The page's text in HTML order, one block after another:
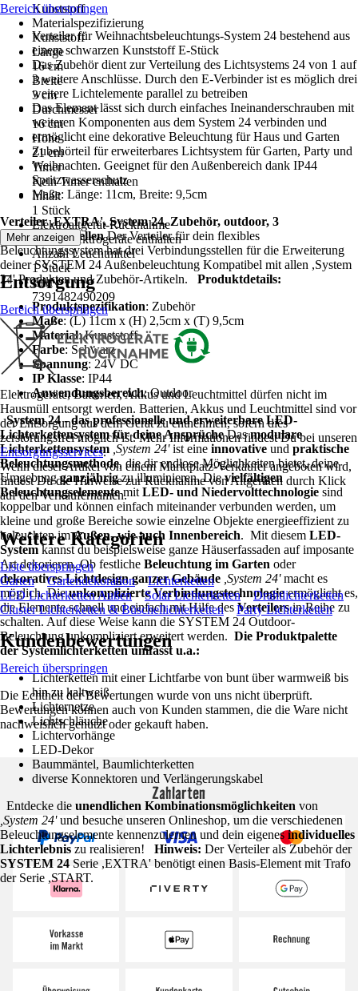
Kunststoff
Materialspezifizierung
Kunststoff
Länge
16 cm
Breite
3 cm
Durchmesser
16 cm
Höhe
21 cm
Timer
Kein Timer enthalten
Inhalt
1 Stück
Elektroaltgerät-Rücknahme
Keine Elektrogeräte enthalten
Anzahl Leuchtmittel
1 Stück
EAN
7391482490209
Bereich überspringen
Verteiler für Weihnachtsbeleuchtungs-System 24 bestehend aus
einem schwarzen Kunststoff E-Stück
Das Zubehör dient zur Verteilung des Lichtsystems 24 von 1 auf
3 weitere Anschlüsse. Durch den E-Verbinder ist es möglich drei
weitere Lichtelemente parallel zu betreiben
Das Element lässt sich durch einfaches Ineinanderschrauben mit
weiteren Komponenten aus dem System 24 verbinden und
ermöglicht eine dekorative Beleuchtung für Haus und Garten
Zubehörteil für erweiterbares Lichtsystem für Garten, Party und
Weihnachten. Geeignet für den Außenbereich dank IP44
Spritzwasserschutz
Maße: Länge: 11cm, Breite: 9,5cm
Verteiler ,EXTRA', System 24, Zubehör, outdoor, 3
VerbindungsstellenDer Verteiler für dein flexibles
Beleuchtungssystem hat drei Verbindungsstellen für die Erweiterung
deiner SYSTEM 24 Außenbeleuchtung Kompatibel mit allen ,System
24' Produkten und Zubehör-Artikeln. Produktdetails:
Produktspezifikation: Zubehör
Maße: (L) 11cm x (H) 2,5cm x (T) 9,5cm
Material: Kunststoff
Farbe: Schwarz
Spannung: 24V DC
IP Klasse: IP44
Anwendungsbereich: Outdoor
System 24 - das professionelle und erweiterbare LED-
Lichterkettensystem für deine AnsprücheDasmodulare
Lichterkettensystem ,System 24'ist eine innovative und praktische
Beleuchtungsmethode, die dir endlose Möglichkeiten bietet, deine
Umgebungganzjährigzu illuminieren. Dievielfältigen
Beleuchtungselementemit LED- und Niedervolttechnologie sind
koppelbar und können einfach miteinander verbunden werden, um
kleine und große Bereiche sowie einzelne Objekte energieeffizient zu
beleuchten imAußen- wie auch Innenbereich. Mit diesem LED-
Systemkannst du beispielsweise ganze Häuserfassaden auf imposante
Art dekorieren. Ob festliche Beleuchtung im Garten oder
dekoratives Lichtdesign ganzer Gebäude ,System 24'macht es
möglich. Dieunkomplizierte Verbindungstechnologieermöglicht es,
die Elemente schnell und einfach mit Hilfe desVerteilersin Reihe zu
schalten. Auf diese Weise kann die SYSTEM 24 Outdoor-
Beleuchtung unkompliziert erweitert werden. Die Produktpalette
der Systemlichterketten umfasst u.a.:
Lichterketten mit einer Lichtfarbe von bunt über warmweiß bis
hin zu kaltweiß
Lichternetze
Lichtschläuche
Lichtervorhänge
LED-Dekor
Baummäntel, Baumlichterketten
diverse Konnektoren und Verlängerungskabel
Entdecke die unendlichen Kombinationsmöglichkeiten von
,System 24'und besuche unseren Onlineshop, um die verschiedenen
Beleuchtungselemente kennenzulernen und dein eigenesindividuelles
Lichterlebniszu realisieren! Hinweis: Der Verteiler als Zubehör der
SYSTEM 24 Serie ,EXTRA' benötigt einen Basis-Element mit Trafo
der Serie ,START.
Mehr anzeigen
Entsorgung
Bereich überspringen
Elektrogeräte, Batterien, Akkus und Leuchtmittel dürfen nicht im
Hausmüll entsorgt werden. Batterien, Akkus und Leuchtmittel sind vor
der Entsorgung aus dem Gerät zu entnehmen, sofern dies
zerstörungsfrei möglich ist. Mehr Informationen findest Du bei unseren
Entsorgungsservices.
Wenn dieser Artikel von einem Marktplatz-Verkäufer angeboten wird,
findest Du die Hinweise zur Rücknahme von Altgeräten durch Klick
auf den Verkäufernamen.
Weitere Kategorien
Liste überspringen
Garten
Gartendekoration
Lichterketten
LED Lichterketten Außen
Solar Lichterketten
Drahtlichterketten
Cluster Lichterketten & Büschellichterketten
Party Lichterketten
Kundenbewertungen
Bereich überspringen
Die Echtheit der Bewertungen wurde von uns nicht überprüft.
Bewertungen können auch von Kunden stammen, die die Ware nicht
nachweislich genutzt oder gekauft haben.
Zahlarten